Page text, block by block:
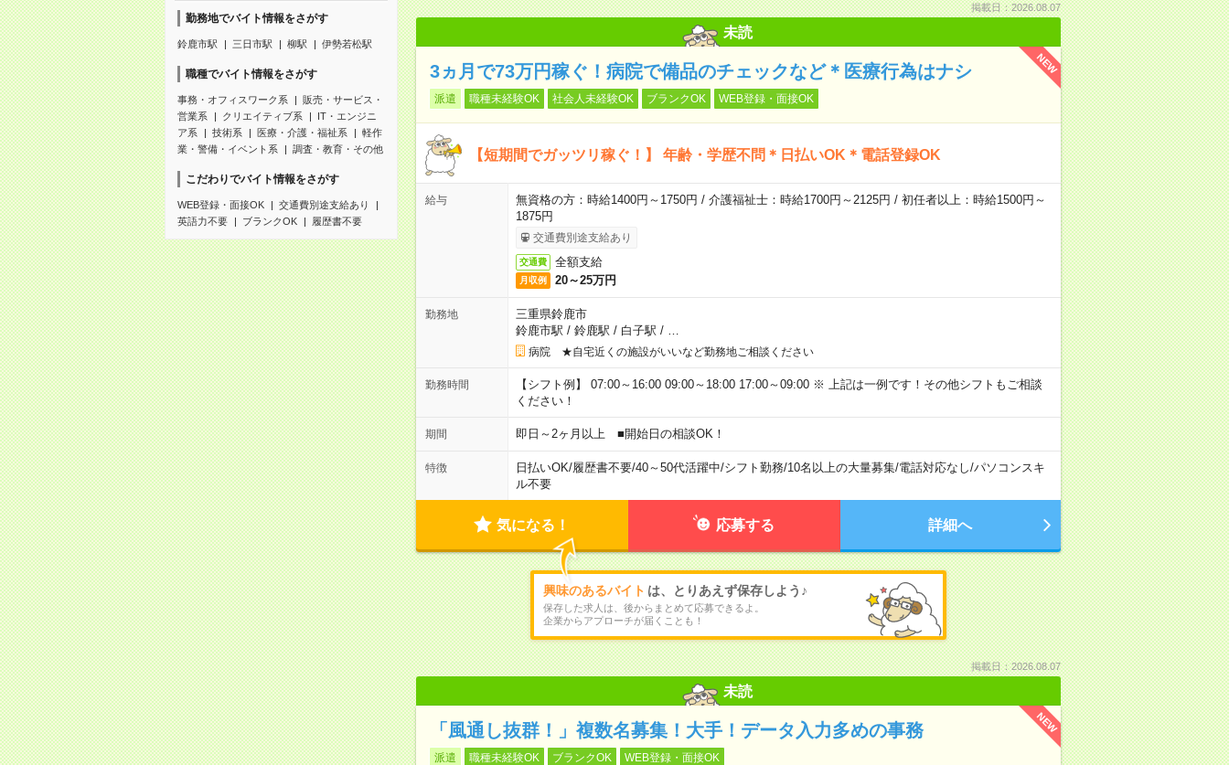
勤務地でバイト情報をさがす
鈴鹿市駅 三日市駅 柳駅 伊勢若松駅
職種でバイト情報をさがす
事務・オフィスワーク系
販売・サービス・
営業系
クリエイティブ系
IT・エンジニ
ア系
技術系 医療・介護・福祉系
軽作
業・警備・イベント系
調査・教育・その他
こだわりでバイト情報をさがす
WEB登録・面接OK
交通費別途支給あり
英語力不要
ブランクOK 履歴書不要
掲載日：2026.08.07
未読
NEW
3ヵ月で73万円稼ぐ！病院で備品のチェックなど＊医療行為はナシ
派遣 職種未経験OK 社会人未経験OK ブランクOK WEB登録・面接OK
【短期間でガッツリ稼ぐ！】 年齢・学歴不問＊日払いOK＊電話登録OK
給与
無資格の方：時給1400円～1750円 / 介護福祉士：時給1700円～2125円 / 初任者以上：時給1500円～
1875円
交通費別途支給あり
交通費 全額支給
月収例 20～25万円
勤務地
三重県鈴鹿市
鈴鹿市駅 / 鈴鹿駅 / 白子駅 /
病院 ★自宅近くの施設がいいなど勤務地ご相談ください
勤務時間
【シフト例】 07:00～16:00 09:00～18:00 17:00～09:00 ※ 上記は一例です！その他シフトもご相談
ください！
期間 即日～2ヶ月以上 ■開始日の相談OK！
特徴 日払いOK/履歴書不要/40～50代活躍中/シフト勤務/10名以上の大量募集/電話対応なし/パソコンスキ
ル不要
気になる！ 応募する 詳細へ
興味のあるバイト は、とりあえず保存しよう♪
保存した求人は、後からまとめて応募できるよ。
企業からアプローチが届くことも！
掲載日：2026.08.07
未読
NEW
「風通し抜群！」複数名募集！大手！データ入力多めの事務
派遣 職種未経験OK ブランクOK WEB登録・面接OK